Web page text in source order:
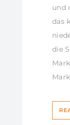
und
das
die